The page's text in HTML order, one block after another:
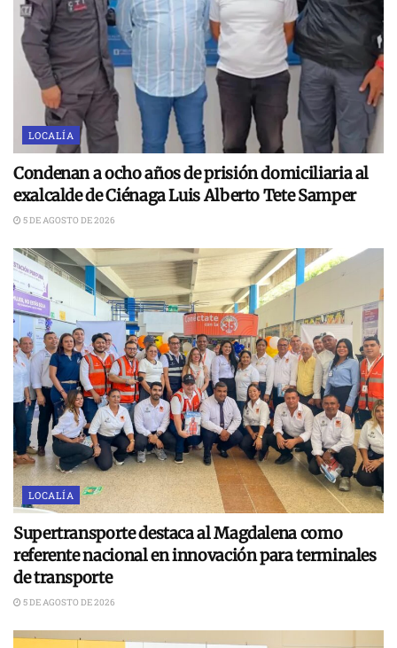
LOCALÍA
Condenan a ocho años de prisión domiciliaria al
exalcalde de Ciénaga Luis Alberto Tete Samper
5 DE AGOSTO DE 2026
LOCALÍA
Supertransporte destaca al Magdalena como
referente nacional en innovación para terminales
de transporte
5 DE AGOSTO DE 2026